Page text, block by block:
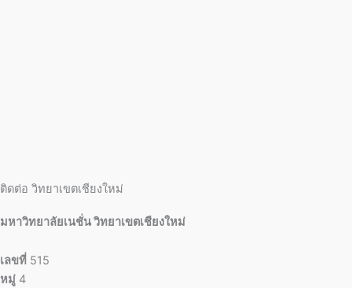
ติดต่อ วิทยาเขตเชียงใหม่
มหาวิทยาลัยเนชั่น วิทยาเขตเชียงใหม่
เลขที่ 515
หมู่ 4